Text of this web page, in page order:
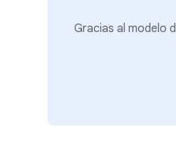
Gracias al modelo